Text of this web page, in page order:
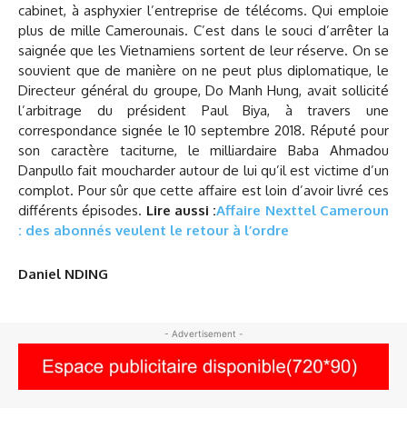
cabinet, à asphyxier l’entreprise de télécoms. Qui emploie
plus de mille Camerounais. C’est dans le souci d’arrêter la
saignée que les Vietnamiens sortent de leur réserve. On se
souvient que de manière on ne peut plus diplomatique, le
Directeur général du groupe, Do Manh Hung, avait sollicité
l’arbitrage du président Paul Biya, à travers une
correspondance signée le 10 septembre 2018. Réputé pour
son caractère taciturne, le milliardaire Baba Ahmadou
Danpullo fait moucharder autour de lui qu’il est victime d’un
complot. Pour sûr que cette affaire est loin d’avoir livré ces
différents épisodes. Lire aussi :Affaire Nexttel Cameroun
: des abonnés veulent le retour à l’ordre
Daniel NDING
- Advertisement -